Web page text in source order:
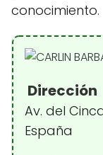
conocimiento.
Dirección
Av. del
España